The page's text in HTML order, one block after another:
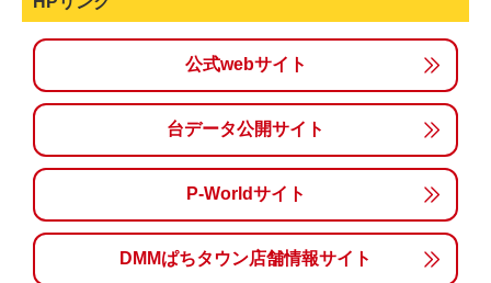
公式webサイト
台データ公開サイト
P-Worldサイト
DMMぱちタウン店舗情報サイト